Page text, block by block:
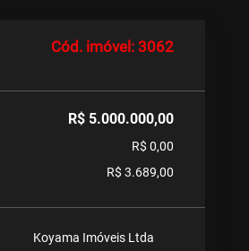
Cód. imóvel: 3062
R$ 5.000.000,00
R$ 0,00
R$ 3.689,00
Koyama Imóveis Ltda